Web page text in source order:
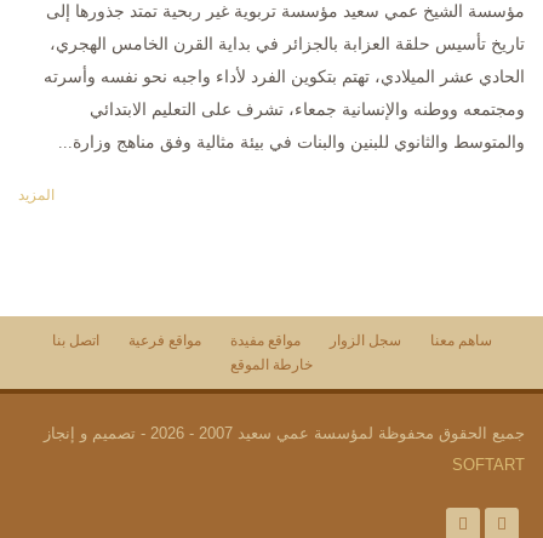
مؤسسة الشيخ عمي سعيد مؤسسة تربوية غير ربحية تمتد جذورها إلى
تاريخ تأسيس حلقة العزابة بالجزائر في بداية القرن الخامس الهجري،
الحادي عشر الميلادي، تهتم بتكوين الفرد لأداء واجبه نحو نفسه وأسرته
ومجتمعه ووطنه والإنسانية جمعاء، تشرف على التعليم الابتدائي
والمتوسط والثانوي للبنين والبنات في بيئة مثالية وفق مناهج وزارة...
المزيد
ساهم معنا سجل الزوار مواقع مفيدة مواقع فرعية
اتصل بنا
خارطة الموقع
جميع الحقوق محفوظة لمؤسسة عمي سعيد 2007 - 2026 - تصميم و إنجاز
SOFTART